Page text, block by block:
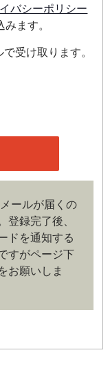
いて規定したも
の役職員、事業
しくは専門家の
登録の申し込み
で、本会員規約の
れがある場合に
ることができま
理）
は会員の自己責
ユーザー名および
貸与、譲渡、名
バシーポリシー
ます。
受け取ります。
ールが届くの
登録完了後、
ドを通知する
すがページ下
お願いしま